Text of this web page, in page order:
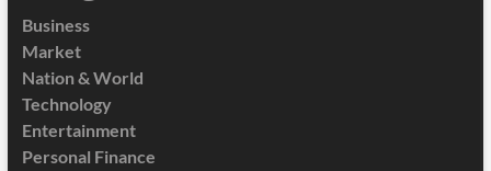
Business
Market
Nation & World
Technology
Entertainment
Personal Finance